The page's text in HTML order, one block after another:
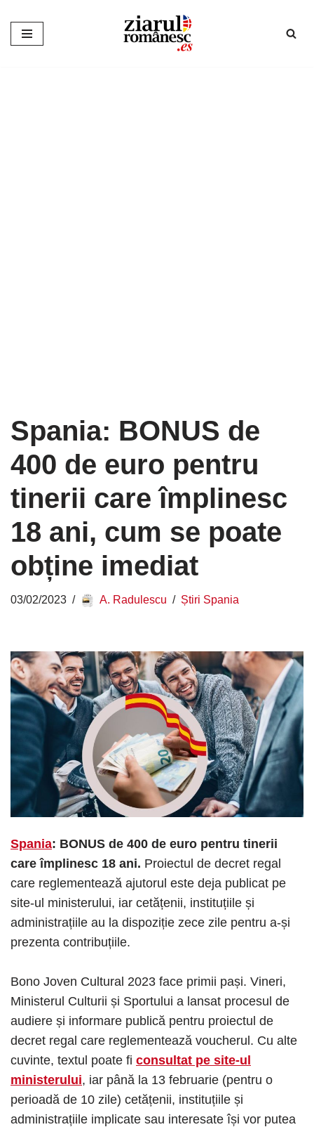
Sari
Spania: BONUS de
400 de euro pentru
tinerii care împlinesc
18 ani, cum se poate
obține imediat
03/02/2023 A. Radulescu Știri Spania
Spania: BONUS de 400 de euro pentru tinerii
care împlinesc 18 ani. Proiectul de decret regal
care reglementează ajutorul este deja publicat pe
site-ul ministerului, iar cetățenii, instituțiile și
administrațiile au la dispoziție zece zile pentru a-și
prezenta contribuțiile.
Bono Joven Cultural 2023 face primii pași. Vineri,
Ministerul Culturii și Sportului a lansat procesul de
audiere și informare publică pentru proiectul de
decret regal care reglementează voucherul. Cu alte
cuvinte, textul poate fi consultat pe site-ul
ministerului, iar până la 13 februarie (pentru o
perioadă de 10 zile) cetățenii, instituțiile și
administrațiile implicate sau interesate își vor putea